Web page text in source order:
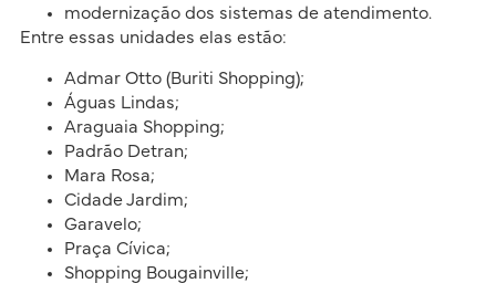
modernização dos sistemas de atendimento.
Entre essas unidades elas estão:
Admar Otto (Buriti Shopping);
Águas Lindas;
Araguaia Shopping;
Padrão Detran;
Mara Rosa;
Cidade Jardim;
Garavelo;
Praça Cívica;
Shopping Bougainville;